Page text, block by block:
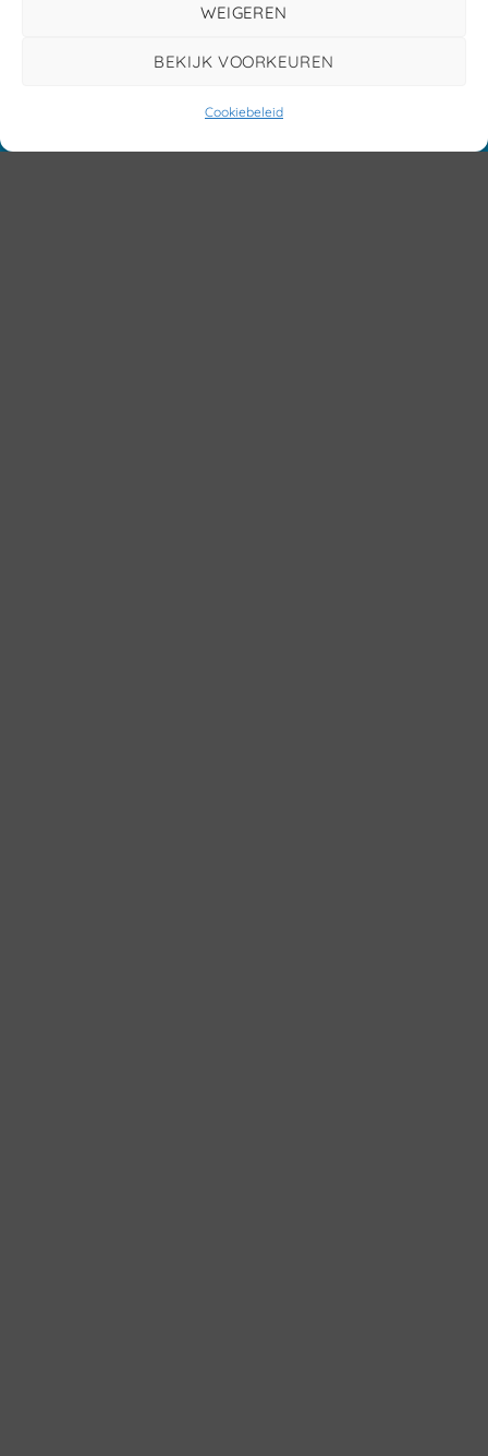
WEIGEREN
BEKIJK VOORKEUREN
Cookiebeleid